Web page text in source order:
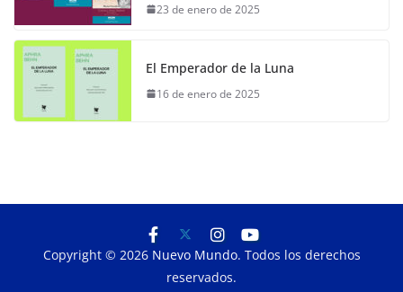
23 de enero de 2025
El Emperador de la Luna
16 de enero de 2025
Copyright © 2026 Nuevo Mundo. Todos los derechos
reservados.